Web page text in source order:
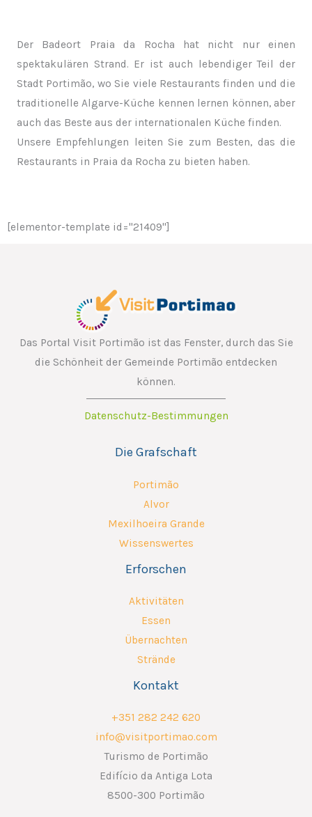
Der Badeort Praia da Rocha hat nicht nur einen
spektakulären Strand. Er ist auch lebendiger Teil der
Stadt Portimão, wo Sie viele Restaurants finden und die
traditionelle Algarve-Küche kennen lernen können, aber
auch das Beste aus der internationalen Küche finden.
Unsere Empfehlungen leiten Sie zum Besten, das die
Restaurants in Praia da Rocha zu bieten haben.
[elementor-template id="21409"]
Das Portal Visit Portimão ist das Fenster, durch das Sie
die Schönheit der Gemeinde Portimão entdecken
können.
Datenschutz-Bestimmungen
Die Grafschaft
Portimão
Alvor
Mexilhoeira Grande
Wissenswertes
Erforschen
Aktivitäten
Essen
Übernachten
Strände
Kontakt
+351 282 242 620
info@visitportimao.com
Turismo de Portimão
Edifício da Antiga Lota
8500-300 Portimão